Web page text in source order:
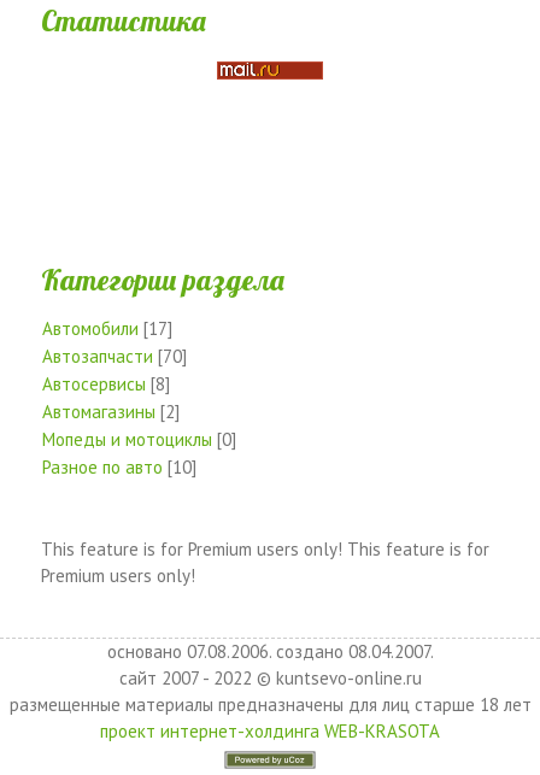
Статистика
Категории раздела
Автомобили [17]
Автозапчасти [70]
Автосервисы [8]
Автомагазины [2]
Мопеды и мотоциклы [0]
Разное по авто [10]
This feature is for Premium users only! This feature is for
Premium users only!
основано 07.08.2006. создано 08.04.2007.
сайт 2007 - 2022 © kuntsevo-online.ru
размещенные материалы предназначены для лиц старше 18 лет
проект интернет-холдинга WEB-KRASOTA